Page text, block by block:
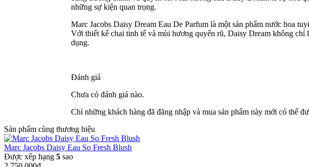
những sự kiện quan trọng.
Marc Jacobs Daisy Dream Eau De Parfum là một sản phẩm nước hoa
Với thiết kế chai tinh tế và mùi hương quyến rũ, Daisy Dream không chỉ
dụng.
Đánh giá
Chưa có đánh giá nào.
Chỉ những khách hàng đã đăng nhập và mua sản phẩm này mới có thể
Sản phẩm cùng thương hiệu
Marc Jacobs Daisy Eau So Fresh Blush
Được xếp hạng 5 sao